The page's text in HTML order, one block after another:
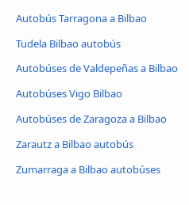
Autobús Tarragona a Bilbao
Tudela Bilbao autobús
Autobúses de Valdepeñas a Bilbao
Autobúses Vigo Bilbao
Autobúses de Zaragoza a Bilbao
Zarautz a Bilbao autobús
Zumarraga a Bilbao autobúses